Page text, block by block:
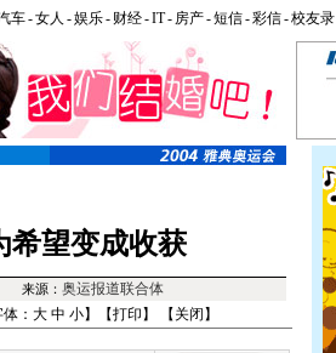
车-女人 -娱乐- 财经-IT- 房产-短信-彩信-校友录
希望变成收获
来源： 奥运报道联合体
： 大 中 小】【打印 】 【 关闭 】